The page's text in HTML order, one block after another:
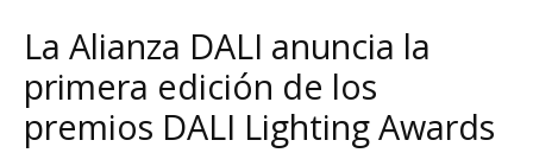
La Alianza DALI anuncia la
primera edición de los
premios DALI Lighting Awards